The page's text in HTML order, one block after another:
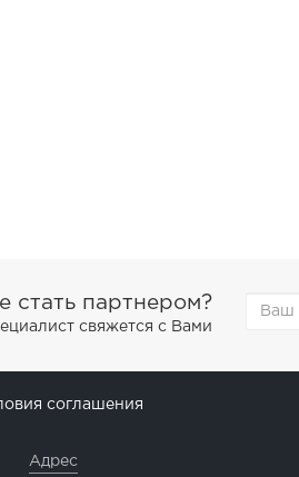
стать партнером?
свяжется с Вами
соглашения
Адрес